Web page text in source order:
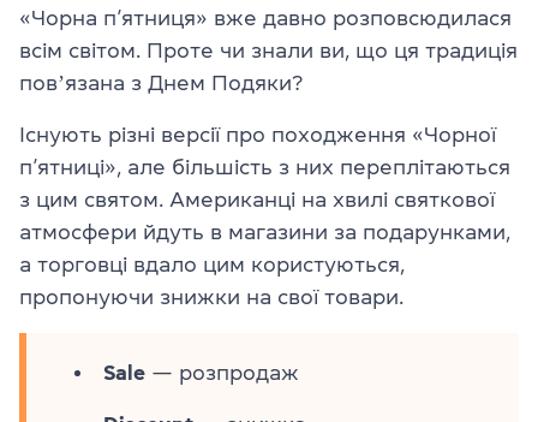
«Чорна п’ятниця» вже давно розповсюдилася
всім світом. Проте чи знали ви, що ця традиція
повʼязана з Днем Подяки?
Існують різні версії про походження «Чорної
п’ятниці», але більшість з них переплітаються
з цим святом. Американці на хвилі святкової
атмосфери йдуть в магазини за подарунками,
а торговці вдало цим користуються,
пропонуючи знижки на свої товари.
Sale — розпродаж